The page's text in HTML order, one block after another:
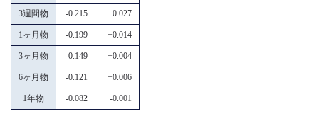
3週間物 -0.215 +0.027
1ヶ月物 -0.199 +0.014
3ヶ月物 -0.149 +0.004
6ヶ月物 -0.121 +0.006
1年物 -0.082 -0.001